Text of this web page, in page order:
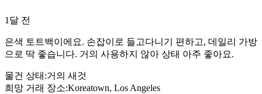
1달 전
은색 토트백이에요. 손잡이로 들고다니기 편하고, 데일리 가방
으로 딱 좋습니다. 거의 사용하지 않아 상태 아주 좋아요.
물건 상태 :거의 새것
희망 거래 장소:Koreatown, Los Angeles